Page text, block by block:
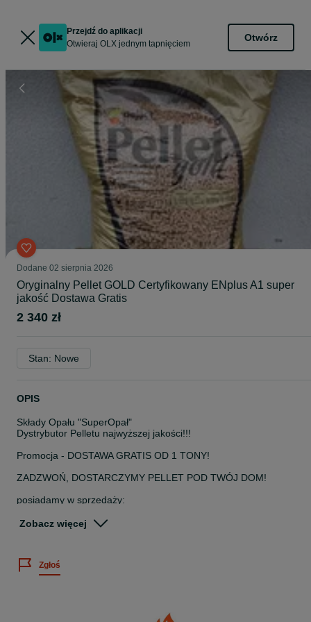
Przejdź do aplikacji
Otwieraj OLX jednym tapnięciem
Otwórz
Dodane 02 sierpnia 2026
Oryginalny Pellet GOLD Certyfikowany ENplus A1 super
jakość Dostawa Gratis
2 340 zł
Stan: Nowe
OPIS
Składy Opału "SuperOpał"
Dystrybutor Pelletu najwyższej jakości!!!
Promocja - DOSTAWA GRATIS OD 1 TONY!
ZADZWOŃ, DOSTARCZYMY PELLET POD TWÓJ DOM!
posiadamy w sprzedaży:
pakowany po 15kg
Dostarczamy w okolice miejscowości:
* Bierutów Oleśnica Dziadowa Kłoda Twardogóra Syców Kobyla
Zobacz więcej
Zgłoś